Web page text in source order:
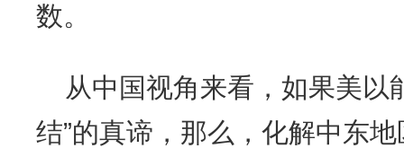
数。
从中国视角来看，如果美以
结”的真谛，那么，化解中东